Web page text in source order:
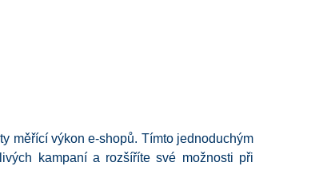
měřící výkon e-shopů. Tímto jednoduchým
kampaní a rozšíříte své možnosti při